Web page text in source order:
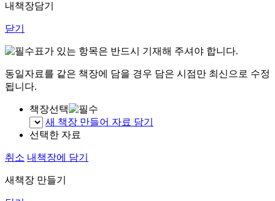
내책장담기
닫기
표가 있는 항목은 반드시 기재해 주셔야 합니다.
동일자료를 같은 책장에 담을 경우 담은 시점만 최신으로 수정
됩니다.
책장선택
새 책장 만들어 자료 담기
선택한 자료
취소 내책장에 담기
새책장 만들기